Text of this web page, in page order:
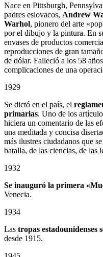
Nace en Pittsburgh,
padres eslovacos, Andrew
Warhol, pionero del arte
por el dibujo y la pintura. En
envases de productos
reproducciones de gran
de dólar. Falleció a los 58
complicaciones de una
1929
Se dictó en el país, el
primarias. Uno de los
hiciera un comentario de las
una meditada y concisa
más ilustres ciudadanos que
batalla, de las ciencias, de las
1932
Se inauguró la primera
Venecia.
1934
Las tropas estadounidenses
desde 1915.